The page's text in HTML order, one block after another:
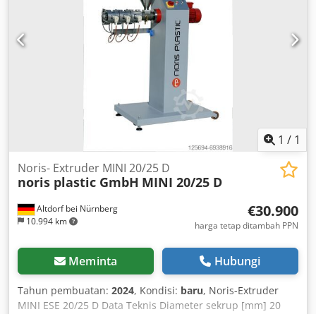
PRODUCTION & METALWORKING MACHINES AND MORE.
Looking for a high-quality yet affordable metalworking
machine for your production? Or do you want to sell your
machine? For further information or contact options,
1 / 1
Altdorf bei Nürnberg
10.994 km
Noris- Extruder MINI 20/25 D
noris plastic GmbH MINI 20/25 D
€30.900
harga tetap ditambah PPN
Meminta Hubungi
Tahun pembuatan: 2024, Kondisi: baru, Noris-Extruder
MINI ESE 20/25 D Data Teknis Diameter sekrup [mm] 20